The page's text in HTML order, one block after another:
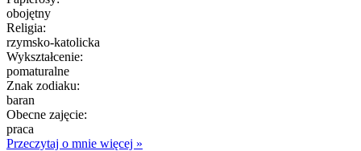
obojętny
Religia:
rzymsko-katolicka
Wykształcenie:
pomaturalne
Znak zodiaku:
baran
Obecne zajęcie:
praca
Przeczytaj o mnie więcej »